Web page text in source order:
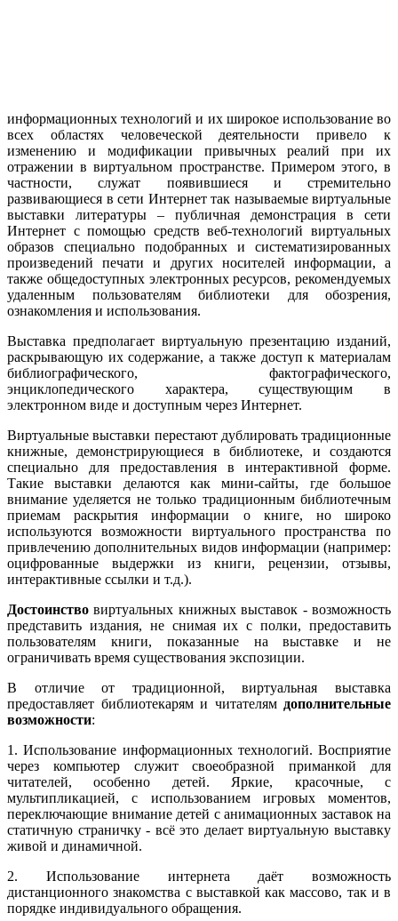
информационных технологий и их широкое использование во
всех областях человеческой деятельности привело к
изменению и модификации привычных реалий при их
отражении в виртуальном пространстве. Примером этого, в
частности, служат появившиеся и стремительно
развивающиеся в сети Интернет так называемые виртуальные
выставки литературы – публичная демонстрация в сети
Интернет с помощью средств веб-технологий виртуальных
образов специально подобранных и систематизированных
произведений печати и других носителей информации, а
также общедоступных электронных ресурсов, рекомендуемых
удаленным пользователям библиотеки для обозрения,
ознакомления и использования.
Выставка предполагает виртуальную презентацию изданий,
раскрывающую их содержание, а также доступ к материалам
библиографического, фактографического,
энциклопедического характера, существующим в
электронном виде и доступным через Интернет.
Виртуальные выставки перестают дублировать традиционные
книжные, демонстрирующиеся в библиотеке, и создаются
специально для предоставления в интерактивной форме.
Такие выставки делаются как мини-сайты, где большое
внимание уделяется не только традиционным библиотечным
приемам раскрытия информации о книге, но широко
используются возможности виртуального пространства по
привлечению дополнительных видов информации (например:
оцифрованные выдержки из книги, рецензии, отзывы,
интерактивные ссылки и т.д.).
Достоинство виртуальных книжных выставок - возможность
представить издания, не снимая их с полки, предоставить
пользователям книги, показанные на выставке и не
ограничивать время существования экспозиции.
В отличие от традиционной, виртуальная выставка
предоставляет библиотекарям и читателям дополнительные
возможности:
1. Использование информационных технологий. Восприятие
через компьютер служит своеобразной приманкой для
читателей, особенно детей. Яркие, красочные, с
мультипликацией, с использованием игровых моментов,
переключающие внимание детей с анимационных заставок на
статичную страничку - всё это делает виртуальную выставку
живой и динамичной.
2. Использование интернета даёт возможность
дистанционного знакомства с выставкой как массово, так и в
порядке индивидуального обращения.